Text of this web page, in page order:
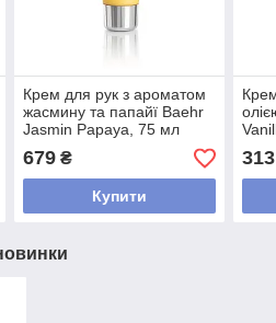
Крем для рук з ароматом
жасмину та папайї Baehr
Jasmin Papaya, 75 мл
679₴
Купити
30
313